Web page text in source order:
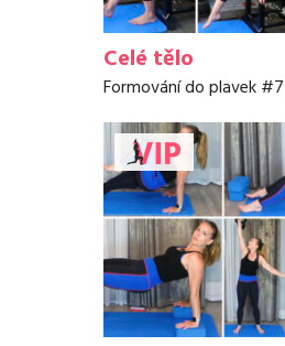
Celé tělo
Formování do plavek